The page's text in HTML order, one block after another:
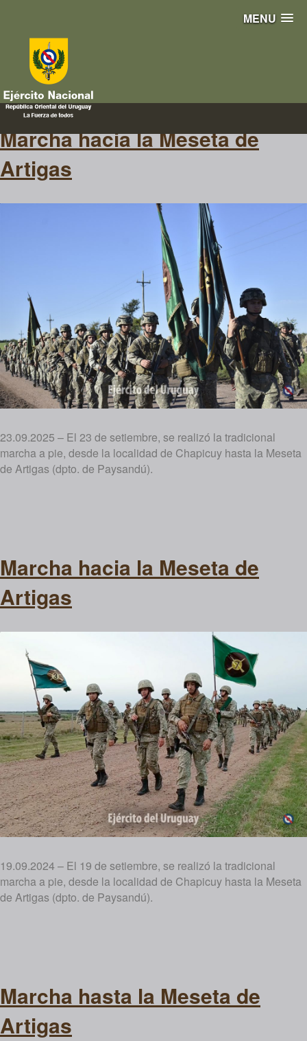
MENU
meseta
Marcha hacia la Meseta de
Artigas
23.09.2025 – El 23 de setiembre, se realizó la tradicional
marcha a pie, desde la localidad de Chapicuy hasta la Meseta
de Artigas (dpto. de Paysandú).
Marcha hacia la Meseta de
Artigas
19.09.2024 – El 19 de setiembre, se realizó la tradicional
marcha a pie, desde la localidad de Chapicuy hasta la Meseta
de Artigas (dpto. de Paysandú).
Marcha hasta la Meseta de
Artigas